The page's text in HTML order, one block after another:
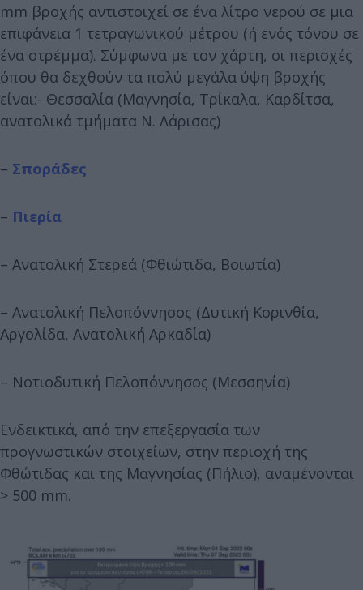
mm βροχής αντιστοιχεί σε ένα λίτρο νερού σε μια
επιφάνεια 1 τετραγωνικού μέτρου (ή ενός τόνου σε
ένα στρέμμα). Σύμφωνα με τον χάρτη, οι περιοχές
όπου θα δεχθούν τα πολύ μεγάλα ύψη βροχής
είναι:- Θεσσαλία (Μαγνησία, Τρίκαλα, Καρδίτσα,
ανατολικά τμήματα Ν. Λάρισας)
– Σποράδες
– Πιερία
– Ανατολική Στερεά (Φθιώτιδα, Βοιωτία)
– Ανατολική Πελοπόννησος (Δυτική Κορινθία,
Αργολίδα, Ανατολική Αρκαδία)
– Νοτιοδυτική Πελοπόννησος (Μεσσηνία)
Ενδεικτικά, από την επεξεργασία των
προγνωστικών στοιχείων, στην περιοχή της
Φθώτιδας και της Μαγνησίας (Πήλιο), αναμένονται
> 500 mm.